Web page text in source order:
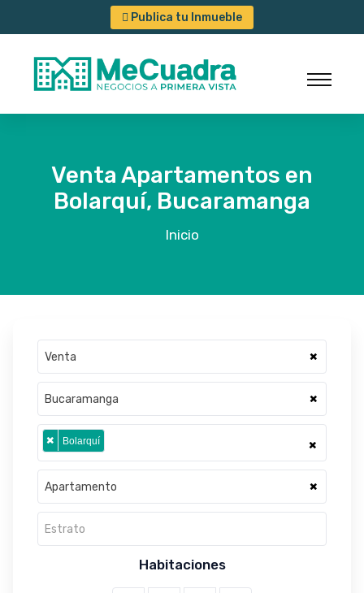
Publica tu Inmueble
Venta Apartamentos en
Bolarquí, Bucaramanga
Inicio
×
Venta
×
Bucaramanga
×
× Bolarquí
×
Apartamento
Estrato
Habitaciones